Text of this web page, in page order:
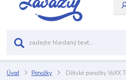
Úvod Ponožky Dětské ponožky VoXX